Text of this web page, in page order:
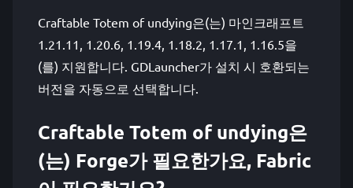
Craftable Totem of undying은(는) 마인크래프트
1.21.11, 1.20.6, 1.19.4, 1.18.2, 1.17.1, 1.16.5을
(를) 지원합니다. GDLauncher가 설치 시 호환되는
버전을 자동으로 선택합니다.
Craftable Totem of undying은
(는) Forge가 필요한가요, Fabric